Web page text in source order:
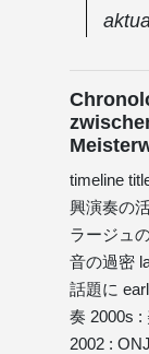
timeline
興演奏の
ラージュ
音の過密
話題に
奏 2000s :
2002 :